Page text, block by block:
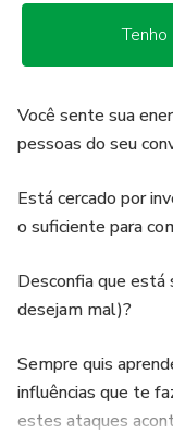
Você sente sua
pessoas do seu
Está cercado por
o suficiente para
Desconfia que
desejam mal)?
Sempre quis
influências que te
estes ataques